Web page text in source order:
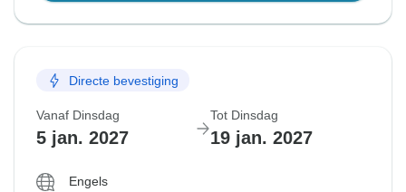
Directe bevestiging
Vanaf Dinsdag
5 jan. 2027
Tot Dinsdag
19 jan. 2027
Engels